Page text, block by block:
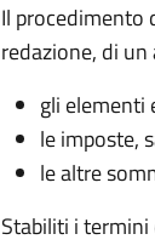
Il procedimento
redazione, di
gli elementi
le imposte,
le altre
Stabiliti i